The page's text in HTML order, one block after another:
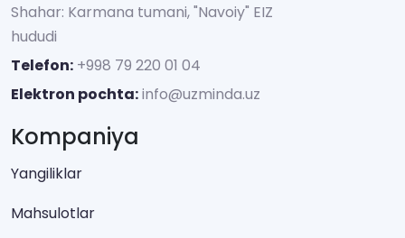
Shahar: Karmana tumani, "Navoiy" EIZ
hududi
Telefon: +998 79 220 01 04
Elektron pochta:info@uzminda.uz
Kompaniya
Yangiliklar
Mahsulotlar